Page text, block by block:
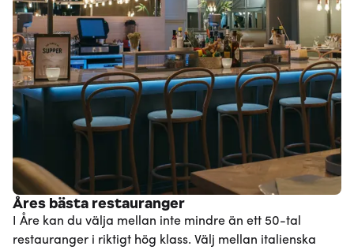
Åres bästa restauranger
I Åre kan du välja mellan inte mindre än ett 50-tal
restauranger i riktigt hög klass. Välj mellan italienska